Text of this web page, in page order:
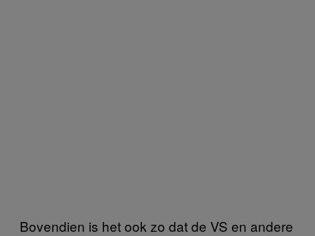
Bovendien is het ook zo dat de VS en andere